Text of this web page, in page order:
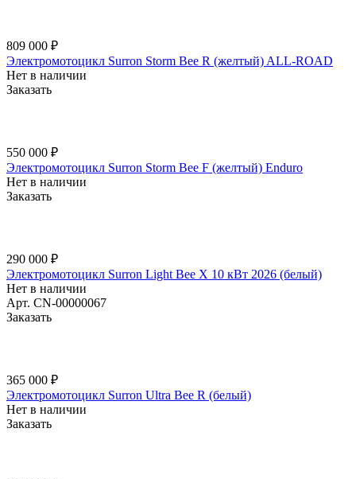
809 000 ₽
Электромотоцикл Surron Storm Bee R (желтый) ALL-ROAD
Нет в наличии
Заказать
550 000 ₽
Электромотоцикл Surron Storm Bee F (желтый) Enduro
Нет в наличии
Заказать
290 000 ₽
Электромотоцикл Surron Light Bee X 10 кВт 2026 (белый)
Нет в наличии
Арт. CN-00000067
Заказать
365 000 ₽
Электромотоцикл Surron Ultra Bee R (белый)
Нет в наличии
Заказать